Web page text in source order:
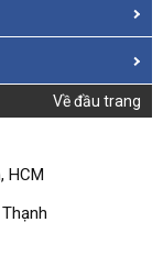
Về đầu trang
HCM